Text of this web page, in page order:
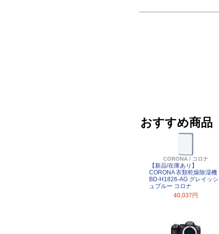
おすすめ商品
CORONA / コロナ
【新品/在庫あり】
CORONA 衣類乾燥除湿機
BD-H1826-AG グレイッシ
ュブルー コロナ
40,037円